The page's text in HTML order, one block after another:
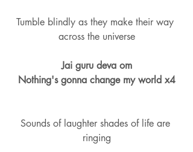
Tumble blindly as they make their way
across the universe
Jai guru deva om
Nothing's gonna change my world x4
Sounds of laughter shades of life are
ringing